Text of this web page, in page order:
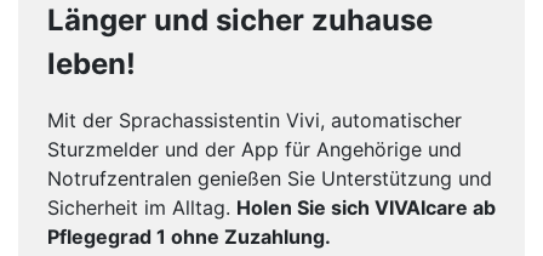
Länger und sicher zuhause
leben!
Mit der Sprachassistentin Vivi, automatischer
Sturzmelder und der App für Angehörige und
Notrufzentralen genießen Sie Unterstützung und
Sicherheit im Alltag. Holen Sie sich VIVAIcare ab
Pflegegrad 1 ohne Zuzahlung.